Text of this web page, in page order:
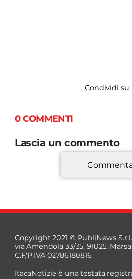
Condividi su:
0 COMMENTI
Lascia un commento
*
Commenta
Copyright 2021 © PubliNews
via Amendola 33/35, 91025,
C.F/P.IVA 02786180816
ItacaNotizie è una testata